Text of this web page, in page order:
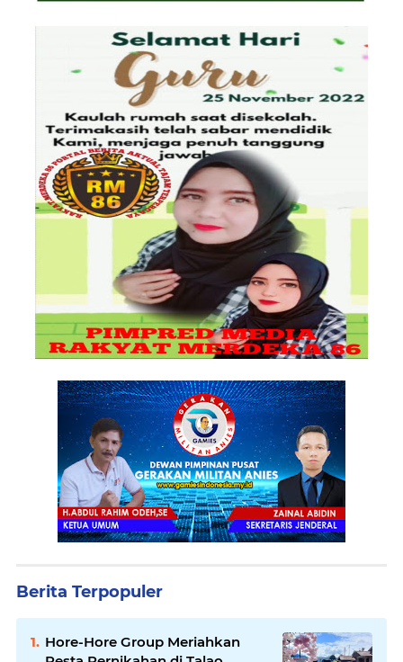
Berita Terpopuler
Hore-Hore Group Meriahkan